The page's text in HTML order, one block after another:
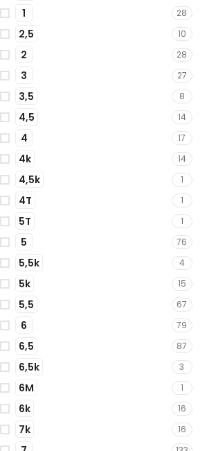
1 28
2,5 10
2 28
3 27
3,5 8
4,5 14
4 17
4k 14
4,5k 1
4T 1
5T 1
5 76
5,5k 4
5k 15
5,5 67
6 79
6,5 87
6,5k 3
6M 1
6k 16
7k 16